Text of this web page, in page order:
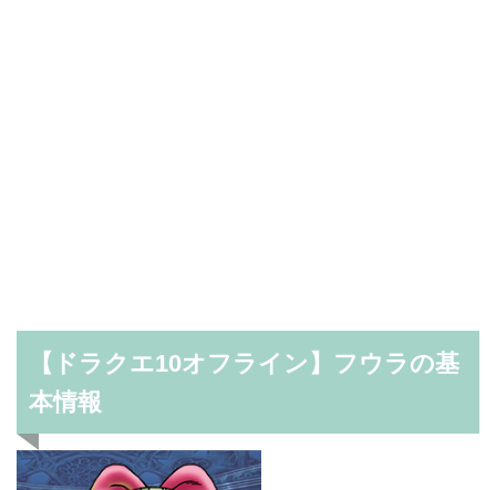
【ドラクエ10オフライン】フウラの基
本情報